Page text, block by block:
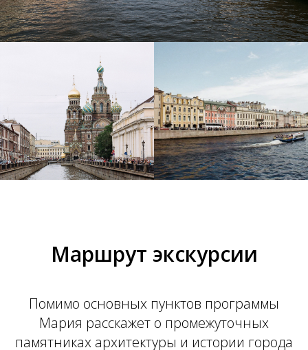
Маршрут экскурсии
Помимо основных пунктов программы
Мария расскажет о промежуточных
памятниках архитектуры и истории города